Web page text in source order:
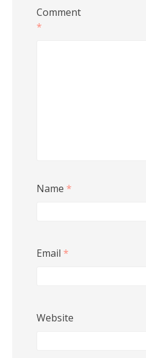
Comment
*
Name *
Email *
Website